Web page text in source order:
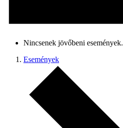
Nincsenek jövőbeni események.
Események